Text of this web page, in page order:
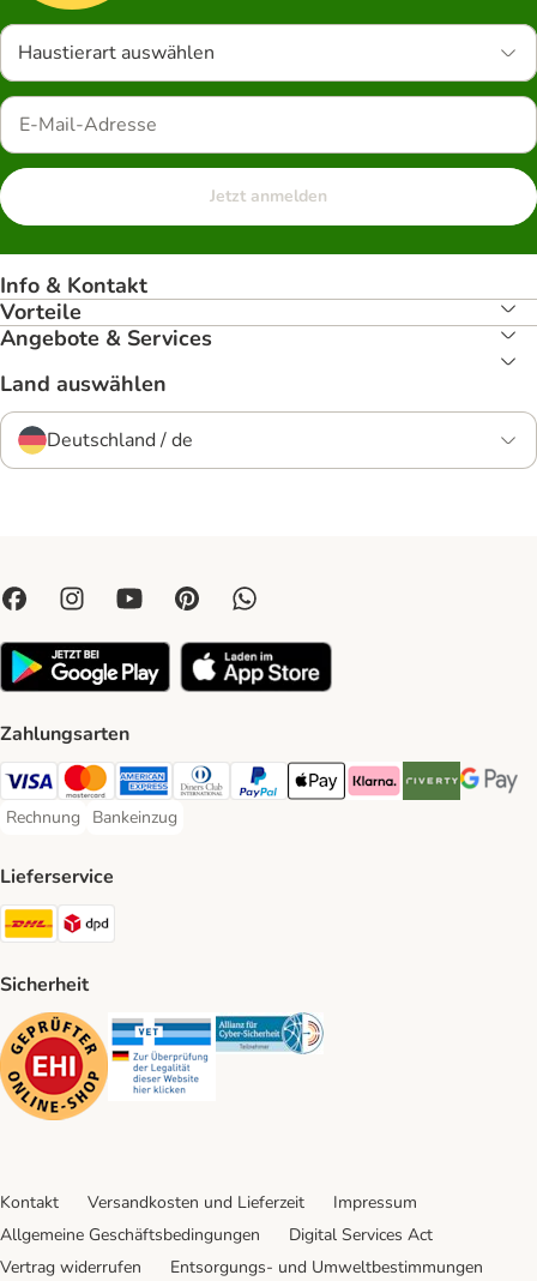
Haustierart auswählen
Jetzt anmelden
Info & Kontakt
Vorteile
Angebote & Services
Land auswählen
Deutschland / de
Zahlungsarten
Visa Payment Method
Mastercard Payment Method
American Express Payment Method
Diners Club Payment Method
PayPal Payment Method
Apple Pay Payment Method
Klarna Payment Method
Riverty Payment
Google
Rechnung
Rechnung Payment Method
Bankeinzug
Bankeinzug Payment Method
Lieferservice
DHL Shipping Method
Sicherheit
Security Security Security
Kontakt Versandkosten und Lieferzeit
Impressum
Allgemeine Geschäftsbedingungen
Digital Services Act
Vertrag widerrufen
Entsorgungs- und Umweltbestimmungen